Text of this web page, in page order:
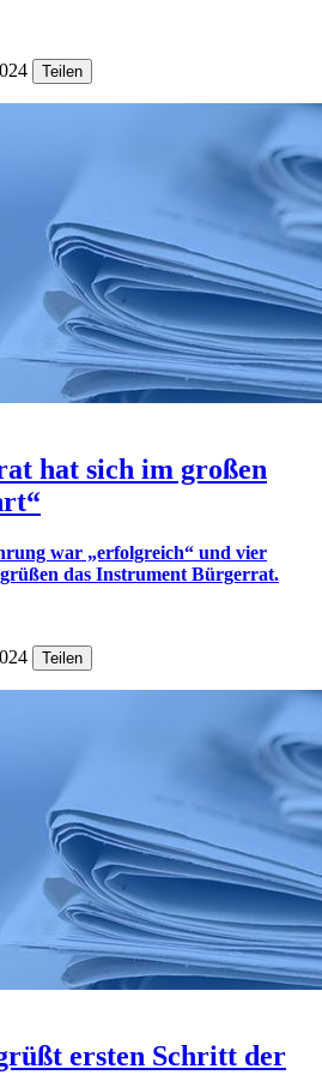
Teilen
hat sich im großen
war „erfolgreich“ und vier
das Instrument Bürgerrat.
Teilen
ersten Schritt der